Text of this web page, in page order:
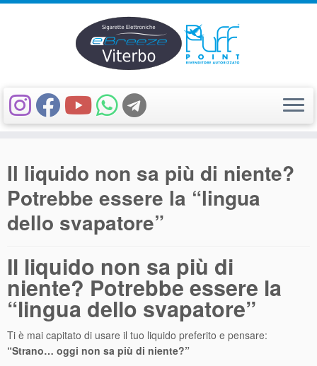
contenuto
Il liquido non sa più di niente?
Potrebbe essere la “lingua
dello svapatore”
Il liquido non sa più di
niente? Potrebbe essere la
“lingua dello svapatore”
Ti è mai capitato di usare il tuo liquido preferito e pensare:
“Strano… oggi non sa più di niente?”